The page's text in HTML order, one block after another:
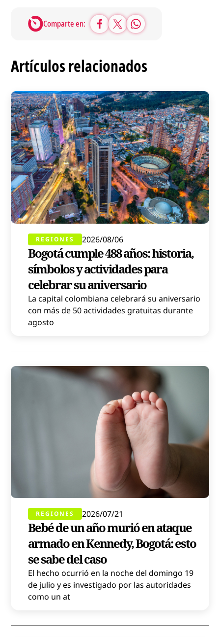
Comparte en:
Artículos relacionados
REGIONES 2026/08/06
Bogotá cumple 488 años: historia,
símbolos y actividades para
celebrar su aniversario
La capital colombiana celebrará su aniversario
con más de 50 actividades gratuitas durante
agosto
REGIONES 2026/07/21
Bebé de un año murió en ataque
armado en Kennedy, Bogotá: esto
se sabe del caso
El hecho ocurrió en la noche del domingo 19
de julio y es investigado por las autoridades
como un at